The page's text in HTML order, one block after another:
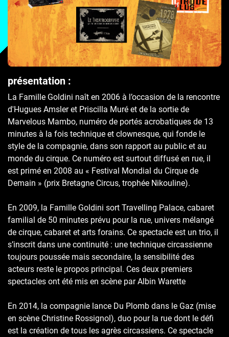
présentation :
La Famille Goldini naît en 2006 à l’occasion de la rencontre
d'Hugues Amsler et Priscilla Muré et de la sortie de
Marvelous Mambo, numéro de portés acrobatiques de 13
minutes à la fois technique et clownesque, qui fonde le
style de la compagnie, dans son rapport au public et au
monde du cirque. Ce numéro est surtout diffusé en rue, il
est primé en 2008 au « Festival Mondial du Cirque de
Demain » (prix Bretagne Circus, trophée Nikouline).
En 2009, la Famille Goldini sort Travelling Palace, cabaret
familial de 50 minutes prévu pour la rue, univers mélangé
de cirque, cabaret et arts forains. Ce spectacle est un trio, il
s’inscrit dans une continuité : une technique circassienne
toujours poussée mais secondaire, la sensibilité des
acteurs reste le propos principal. Ces deux premiers
spectacles ont été mis en scène par Albin Warette
En 2014, la compagnie lance Du Plomb dans le Gaz (mise
en scène Christine Rossignol), duo pour la rue dont le défi
est la création de tous les agrès circassiens. Ce spectacle